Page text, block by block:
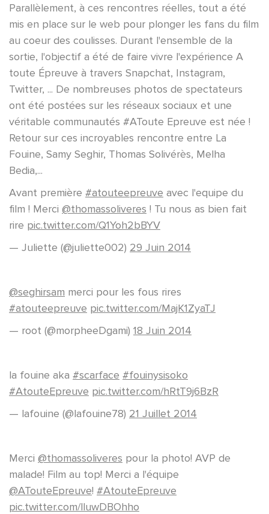
Parallèlement, à ces rencontres réelles, tout a été
mis en place sur le web pour plonger les fans du film
au coeur des coulisses. Durant l'ensemble de la
sortie, l'objectif a été de faire vivre l'expérience A
toute Épreuve à travers Snapchat, Instagram,
Twitter, ... De nombreuses photos de spectateurs
ont été postées sur les réseaux sociaux et une
véritable communautés #AToute Epreuve est née !
Retour sur ces incroyables rencontre entre La
Fouine, Samy Seghir, Thomas Solivérès, Melha
Bedia,...
Avant première #atouteepreuve avec l'equipe du
film ! Merci @thomassoliveres ! Tu nous as bien fait
rire pic.twitter.com/Q1Yoh2bBYV
— Juliette (@juliette002) 29 Juin 2014
@seghirsam merci pour les fous rires
#atouteepreuve pic.twitter.com/MajK1ZyaTJ
— root (@morpheeDgami) 18 Juin 2014
la fouine aka #scarface #fouinysisoko
#AtouteEpreuve pic.twitter.com/hRtT9j6BzR
— lafouine (@lafouine78) 21 Juillet 2014
Merci @thomassoliveres pour la photo! AVP de
malade! Film au top! Merci a l'équipe
@ATouteEpreuve! #AtouteEpreuve
pic.twitter.com/lluwDBOhho